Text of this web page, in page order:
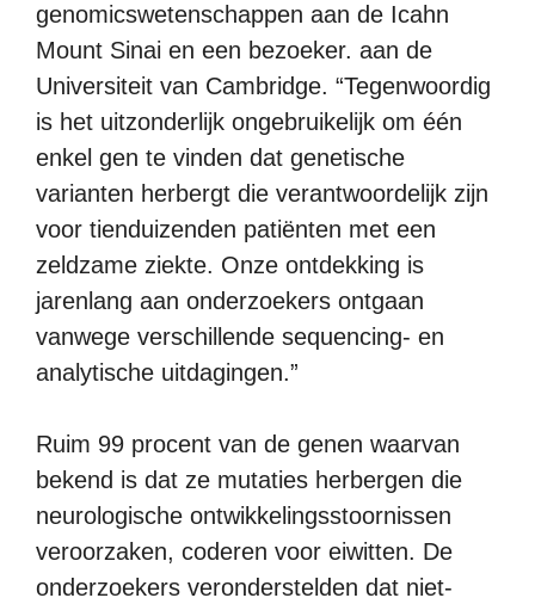
genomicswetenschappen aan de Icahn
Mount Sinai en een bezoeker. aan de
Universiteit van Cambridge. “Tegenwoordig
is het uitzonderlijk ongebruikelijk om één
enkel gen te vinden dat genetische
varianten herbergt die verantwoordelijk zijn
voor tienduizenden patiënten met een
zeldzame ziekte. Onze ontdekking is
jarenlang aan onderzoekers ontgaan
vanwege verschillende sequencing- en
analytische uitdagingen.”
Ruim 99 procent van de genen waarvan
bekend is dat ze mutaties herbergen die
neurologische ontwikkelingsstoornissen
veroorzaken, coderen voor eiwitten. De
onderzoekers veronderstelden dat niet-